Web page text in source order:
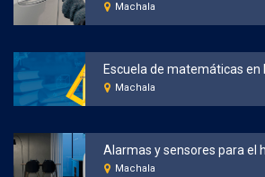
Machala
Escuela de matemáticas en
Machala
Machala